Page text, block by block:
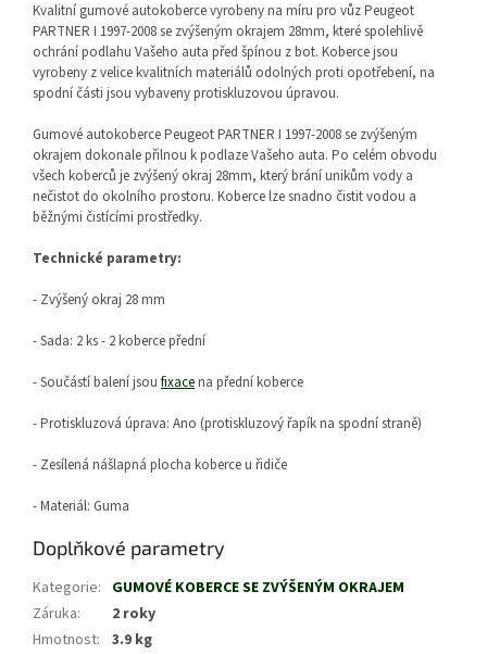
Kvalitní gumové autokoberce vyrobeny na míru pro vůz Peugeot
PARTNER I 1997-2008 se zvýšeným okrajem 28mm, které spolehlivě
ochrání podlahu Vašeho auta před špínou z bot. Koberce jsou
vyrobeny z velice kvalitních materiálů odolných proti opotřebení, na
spodní části jsou vybaveny protiskluzovou úpravou.
Gumové autokoberce Peugeot PARTNER I 1997-2008se zvýšeným
okrajem dokonale přilnou k podlaze Vašeho auta. Po celém obvodu
všech koberců je zvýšený okraj 28mm, který brání unikům vody a
nečistot do okolního prostoru. Koberce lze snadno čistit vodou a
běžnými čistícími prostředky.
Technické parametry:
- Zvýšený okraj 28 mm
- Sada: 2 ks - 2 koberce přední
- Součástí balení jsou fixacena přední koberce
- Protiskluzová úprava: Ano (protiskluzový řapík na spodní straně)
- Zesílená nášlapná plocha koberce u řidiče
- Materiál: Guma
Doplňkové parametry
Kategorie: GUMOVÉ KOBERCE SE ZVÝŠENÝM OKRAJEM
Záruka:
2 roky
Hmotnost: 3.9 kg